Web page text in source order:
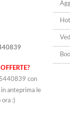
con
anteprima le
:)